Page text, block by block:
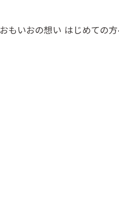
おもいおの想い はじめての